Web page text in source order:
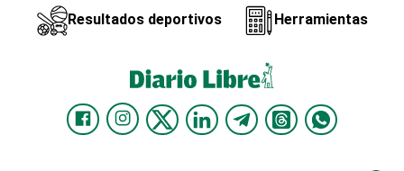
Resultados deportivos Herramientas